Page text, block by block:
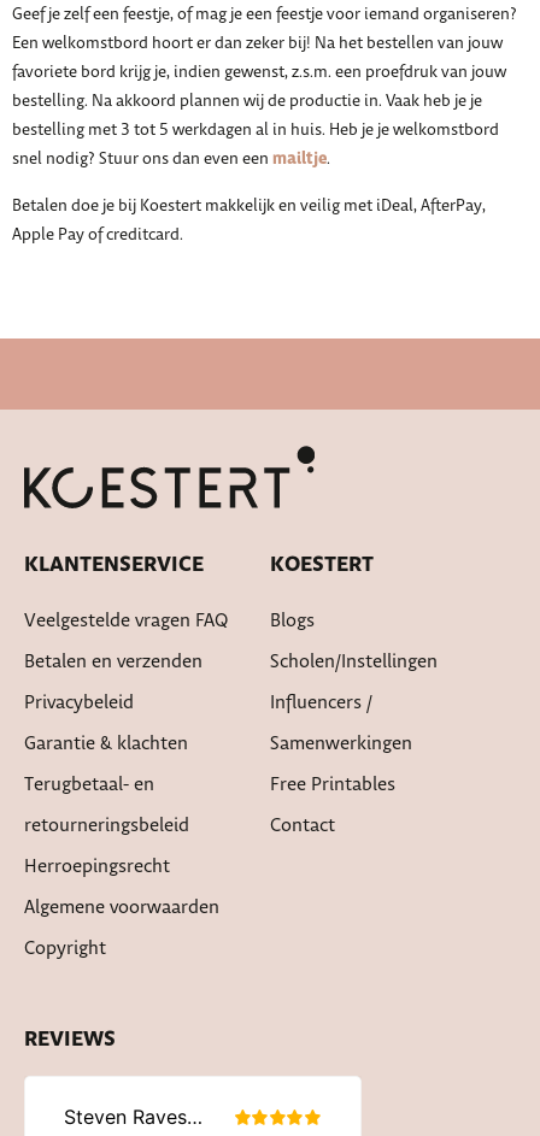
Geef je zelf een feestje, of mag je een feestje voor iemand organiseren?
Een welkomstbord hoort er dan zeker bij! Na het bestellen van jouw
favoriete bord krijg je, indien gewenst, z.s.m. een proefdruk van jouw
bestelling. Na akkoord plannen wij de productie in. Vaak heb je je
bestelling met 3 tot 5 werkdagen al in huis. Heb je je welkomstbord
snel nodig? Stuur ons dan even een mailtje.
Betalen doe je bij Koestert makkelijk en veilig met iDeal, AfterPay,
Apple Pay of creditcard.
KLANTENSERVICE
Veelgestelde vragen FAQ
Betalen en verzenden
Privacybeleid
Garantie & klachten
Terugbetaal- en
retourneringsbeleid
Herroepingsrecht
Algemene voorwaarden
Copyright
KOESTERT
Blogs
Scholen/instellingen
Influencers /
Samenwerkingen
Free Printables
Contact
REVIEWS